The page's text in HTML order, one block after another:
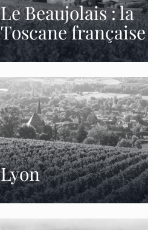
Le Beaujolais : la
Toscane française
Lyon